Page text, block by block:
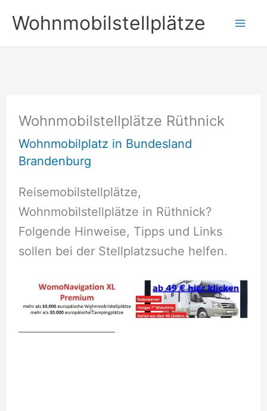
Inhalt
springen
Wohnmobilstellplätze
Wohnmobilstellplätze Rüthnick
Wohnmobilplatz in Bundesland
Brandenburg
Reisemobilstellplätze,
Wohnmobilstellplätze in Rüthnick?
Folgende Hinweise, Tipps und Links
sollen bei der Stellplatzsuche helfen.